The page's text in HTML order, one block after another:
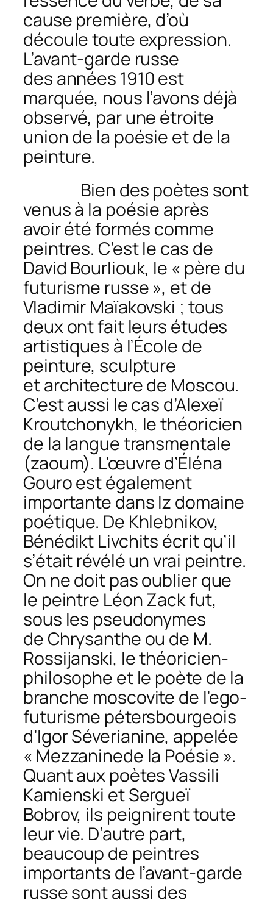
cause première, d’où
découle toute expression.
L’avant-garde russe
des années 1910 est
marquée, nous l’avons déjà
observé, par une étroite
union de la poésie et de la
peinture.
Bien des poètes sont
venus à la poésie après
avoir été formés comme
peintres. C’est le cas de
David Bourliouk, le « père du
futurisme russe », et de
Vladimir Maïakovski ; tous
deux ont fait leurs études
artistiques à l’École de
peinture, sculpture
et architecture de Moscou.
C’est aussi le cas d’Alexeï
Kroutchonykh, le théoricien
de la langue transmentale
(zaoum). L’œuvre d’Éléna
Gouro est également
importante dans lz domaine
poétique. De Khlebnikov,
Bénédikt Livchits écrit qu’il
s’était révélé un vrai peintre.
On ne doit pas oublier que
le peintre Léon Zack fut,
sous les pseudonymes
de Chrysanthe ou de M.
Rossijanski, le théoricien-
philosophe et le poète de la
branche moscovite de l’ego-
futurisme pétersbourgeois
d’Igor Séverianine, appelée
« Mezzaninede la Poésie ».
Quant aux poètes Vassili
Kamienski et Sergueï
Bobrov, ils peignirent toute
leur vie. D’autre part,
beaucoup de peintres
importants de l’avant-garde
russe sont aussi des